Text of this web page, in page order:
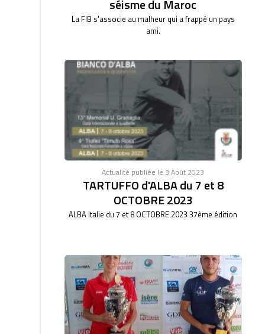
séisme du Maroc
La FIB s'associe au malheur qui a frappé un pays
ami.
Actualité publiée le 3 Août 2023
TARTUFFO d'ALBA du 7 et 8
OCTOBRE 2023
ALBA Italie du 7 et 8 OCTOBRE 2023 37ème édition